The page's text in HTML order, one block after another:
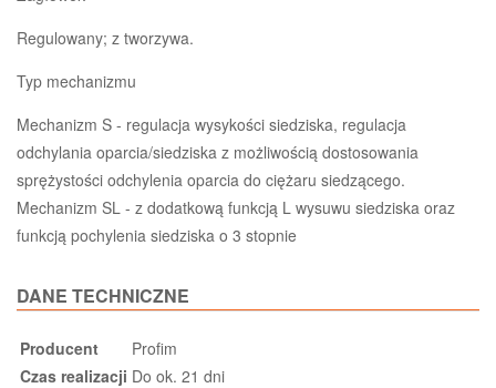
Regulowany; z tworzywa.
Typ mechanizmu
Mechanizm S - regulacja wysykości siedziska, regulacja
odchylania oparcia/siedziska z możliwością dostosowania
sprężystości odchylenia oparcia do ciężaru siedzącego.
Mechanizm SL - z dodatkową funkcją L wysuwu siedziska oraz
funkcją pochylenia siedziska o 3 stopnie
DANE TECHNICZNE
Producent
Profim
Czas realizacji Do ok. 21 dni